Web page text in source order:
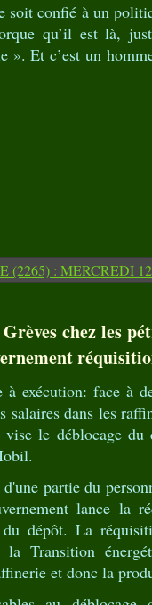
soit confié à un
qu’il est là,
». Et c’est un
chez les
exécution: face à
dans les
le déblocage du
partie du
lance la
du dépôt. La
Transition
et donc la